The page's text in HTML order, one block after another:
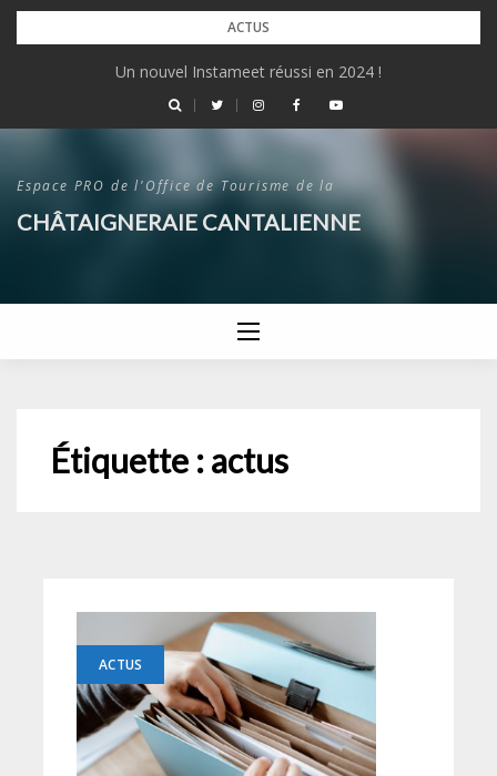
Skip
ACTUS
Un nouvel Instameet réussi en 2024 !
Espace PRO de l'Office de Tourisme de la
CHÂTAIGNERAIE CANTALIENNE
Étiquette :actus
ACTUS